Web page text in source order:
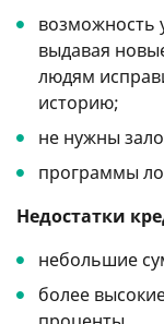
возможность
выдавая
людям
историю;
не нужны
программы
Недостатки
небольшие
более